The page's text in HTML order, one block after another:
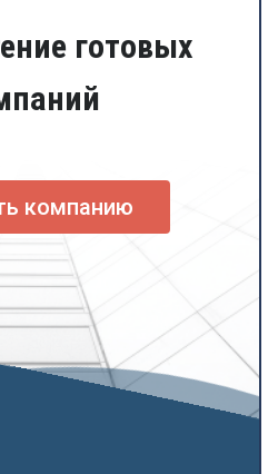
готовых
компанию